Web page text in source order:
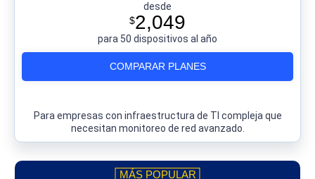
desde
$2,049
para 50 dispositivos al año
COMPARAR PLANES
Para empresas con infraestructura de TI compleja que
necesitan monitoreo de red avanzado.